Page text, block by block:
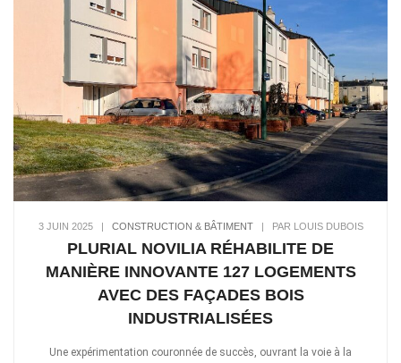
3 JUIN 2025| CONSTRUCTION & BÂTIMENT| PAR LOUIS DUBOIS
PLURIAL NOVILIA RÉHABILITE DE
MANIÈRE INNOVANTE 127 LOGEMENTS
AVEC DES FAÇADES BOIS
INDUSTRIALISÉES
Une expérimentation couronnée de succès, ouvrant la voie à la